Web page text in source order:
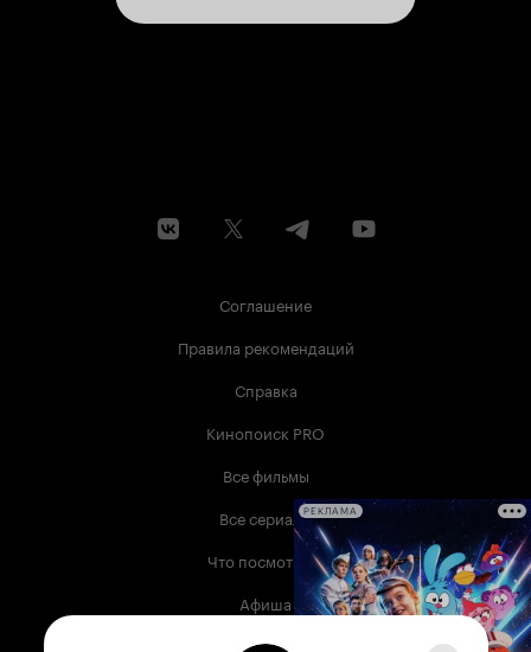
Соглашение
Правила рекомендаций
Справка
Кинопоиск PRO
Все фильмы
Все сериалы
Что посмотреть
Афиша
Музыка
РЕКЛАМА